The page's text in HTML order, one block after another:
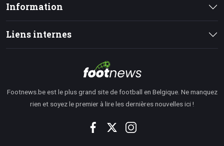
Information
Liens internes
Footnews.be est le plus grand site de football en Belgique. Ne manquez
rien et soyez le premier à lire les dernières nouvelles ici !